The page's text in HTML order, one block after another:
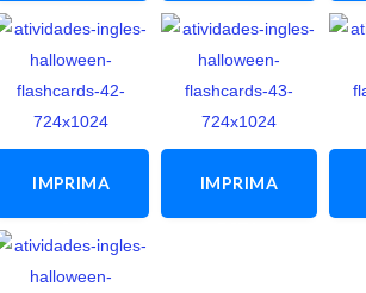
ATIVIDADE ATIVIDADE
IMPRIMA
ATIVIDADE
IMPRIMA